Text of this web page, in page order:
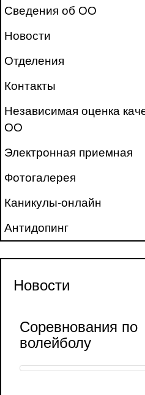
Сведения об ОО
Новости
Отделения
Контакты
Независимая оценка
ОО
Электронная приемная
Фотогалерея
Каникулы-онлайн
Антидопинг
Новости
Соревнования по
волейболу